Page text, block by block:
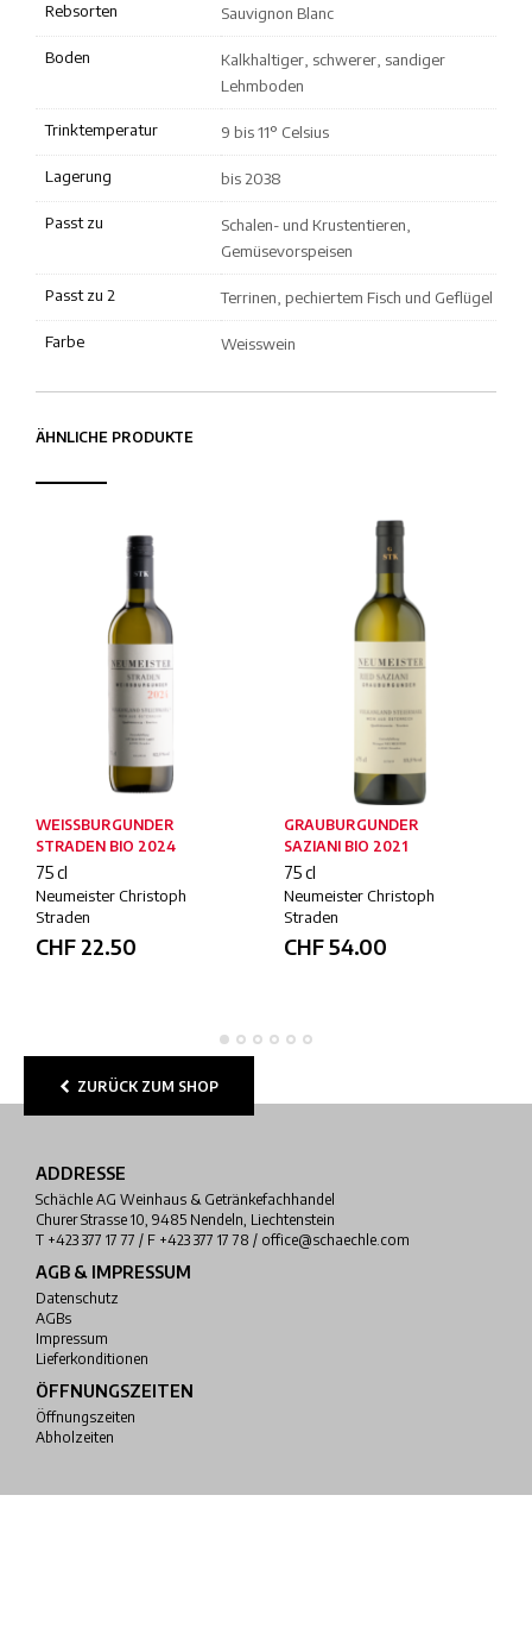
Rebsorten Sauvignon Blanc
Boden
Kalkhaltiger, schwerer, sandiger
Lehmboden
Trinktemperatur 9 bis 11° Celsius
Lagerung bis 2038
Passt zu
Schalen- und Krustentieren,
Gemüsevorspeisen
Passt zu 2 Terrinen, pechiertem Fisch und Geflügel
Farbe Weisswein
ÄHNLICHE PRODUKTE
WEISSBURGUNDER
STRADEN BIO 2024
75 cl
Neumeister Christoph
Straden
CHF 22.50
GRAUBURGUNDER
SAZIANI BIO 2021
75 cl
Neumeister Christoph
Straden
CHF54.00
ZURÜCK ZUM SHOP
ADDRESSE
Schächle AG Weinhaus & Getränkefachhandel
Churer Strasse 10, 9485 Nendeln, Liechtenstein
T +423 377 17 77 / F +423 377 17 78 / office@schaechle.com
AGB & IMPRESSUM
Datenschutz
AGBs
Impressum
Lieferkonditionen
ÖFFNUNGSZEITEN
Öffnungszeiten
Abholzeiten